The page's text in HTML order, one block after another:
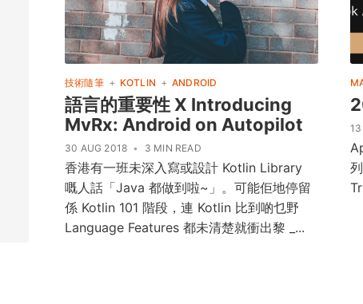
技術隨筆 + KOTLIN + ANDROID
語言的重要性 X Introducing
MvRx: Android on Autopilot
30 AUG 2018 • 3 MIN READ
香港有一班未深入寫或設計 Kotlin Library
嘅人話「Java 都做到啦~」。可能佢地停留
係 Kotlin 101 階段，連 Kotlin 比到啲乜野
Language Features 都未清楚就衝出黎 _...